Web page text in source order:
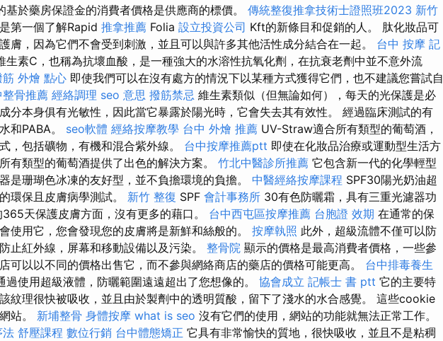
基於藥房保證金的消費者價格是供應商的標價。 傳統整復推拿技術士證照班2023 新竹
第一個了解Rapid 推拿推薦 Folia 設立投資公司 Kft的新條目和促銷的人。 肽化妝品可
膚，因為它們不會受到刺激，並且可以與許多其他活性成分結合在一起。 台中 按摩 記
生素C，也稱為抗壞血酸，是一種強大的水溶性抗氧化劑，在抗衰老劑中並不意外流
筋 外燴 點心 即使我們可以在沒有處方的情況下以某種方式獲得它們，也不建議您嘗試自
整骨推薦 經絡調理 seo 意思 撥筋禁忌 維生素類似（但無論如何），每天的光保護是必
分本身俱有光敏性，因此當它暴露於陽光時，它會失去其有效性。 經過臨床測試的有
和PABA。 seo軟體 經絡按摩教學 台中 外燴 推薦 UV-Straw適合所有類型的葡萄酒，
，包括礦物，有機和混合紫外線。 台中按摩推薦ptt 即使在化妝品治療或運動型生活方
有類型的葡萄酒提供了出色的解決方案。 竹北中醫診所推薦 它包含新一代的化學輕型
是珊瑚色冰凍的友好型，並不負擔環境的負擔。 中醫經絡按摩課程 SPF30陽光奶油超
環保且皮膚病學測試。 新竹 整復 SPF 會計事務所 30有色防曬霜，具有三重光濾器功
天保護皮膚方面，沒有更多的藉口。 台中西屯區按摩推薦 台胞證 效期 在通常的保
使用它，您會發現您的皮膚將是新鮮和絲般的。 按摩執照 此外，超級流體不僅可以防
止紅外線，屏幕和移動設備以及污染。 整骨院 顯示的價格是最高消費者價格，一些參
可以以不同的價格出售它，而不參與網絡商店的藥店的價格可能更高。 台中排毒養生
過使用超級液體，防曬範圍遠遠超出了您想像的。 協會成立 記帳士 書 ptt 它的主要特
紋理很快被吸收，並且由於製劑中的透明質酸，留下了淺水的水合感覺。 這些cookie
站。 新埔整骨 身體按摩 what is seo 沒有它們的使用，網站的功能就無法正常工作。
法 舒壓課程 數位行銷 台中體態矯正 它具有非常愉快的質地，很快吸收，並且不是粘稠